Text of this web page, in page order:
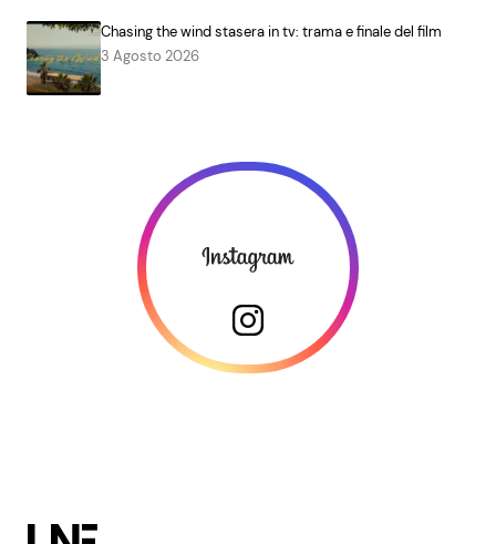
Chasing the wind stasera in tv: trama e finale del film
3 Agosto 2026